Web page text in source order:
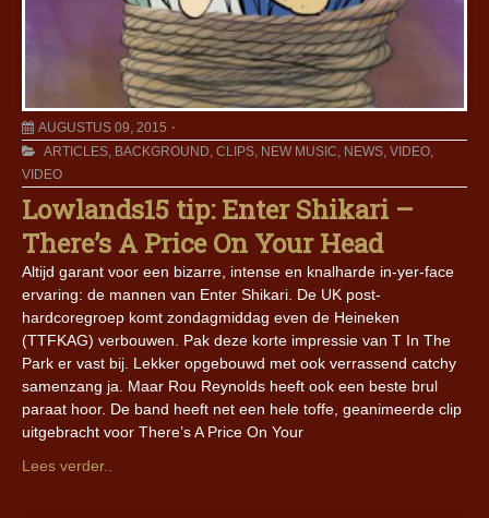
AUGUSTUS 09, 2015
ARTICLES, BACKGROUND, CLIPS, NEW MUSIC, NEWS, VIDEO,
VIDEO
Lowlands15 tip: Enter Shikari –
There’s A Price On Your Head
Altijd garant voor een bizarre, intense en knalharde in-yer-face
ervaring: de mannen van Enter Shikari. De UK post-
hardcoregroep komt zondagmiddag even de Heineken
(TTFKAG) verbouwen. Pak deze korte impressie van T In The
Park er vast bij. Lekker opgebouwd met ook verrassend catchy
samenzang ja. Maar Rou Reynolds heeft ook een beste brul
paraat hoor. De band heeft net een hele toffe, geanimeerde clip
uitgebracht voor There’s A Price On Your
Lees verder..